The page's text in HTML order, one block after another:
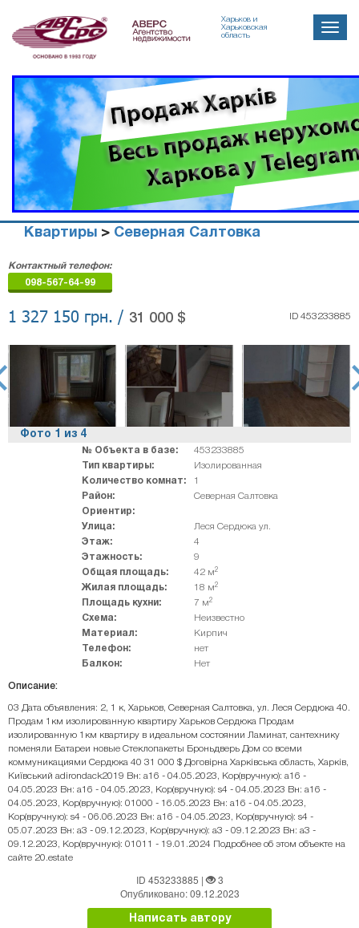
Харьков и
Харьковская
область
Toggle
Квартиры > Северная Салтовка
недвижимости
"Аверс"
Контактный телефон:
098-567-64-99
1 327 150 грн. / 31 000 $ ID 453233885
Фото 1 из 4
№ Объекта в базе:
453233885
Тип квартиры:
Изолированная
Количество комнат:
1
Район:
Северная Салтовка
Ориентир:
Улица:
Леся Сердюка ул.
Этаж:
4
Этажность:
9
Общая площадь:
42 м2
Жилая площадь: 18 м2
Площадь кухни: 7 м2
Схема:
Неизвестно
Материал:
Кирпич
Телефон:
нет
Балкон:
Нет
Описание:
03 Дата объявления: 2, 1 к, Харьков, Северная Салтовка, ул. Леся Сердюка 40.
Продам 1км изолированную квартиру Харьков Сердюка Продам
изолированную 1км квартиру в идеальном состоянии Ламинат, сантехнику
поменяли Батареи новые Стеклопакеты Броньдверь Дом со всеми
коммуникациями Сердюка 40 31 000 $ Договірна Харківська область, Харків,
Київський adirondack2019 Вн: a16 - 04.05.2023, Кор(вручную): a16 -
04.05.2023 Вн: a16 - 04.05.2023, Кор(вручную): s4 - 04.05.2023 Вн: a16 -
04.05.2023, Кор(вручную): 01000 - 16.05.2023 Вн: a16 - 04.05.2023,
Кор(вручную): s4 - 06.06.2023 Вн: a16 - 04.05.2023, Кор(вручную): s4 -
05.07.2023 Вн: a3 - 09.12.2023, Кор(вручную): a3 - 09.12.2023 Вн: a3 -
09.12.2023, Кор(вручную): 01011 - 19.01.2024 Подробнее об этом объекте на
сайте 20.estate
ID 453233885 |
3
Опубликовано: 09.12.2023
Написать автору